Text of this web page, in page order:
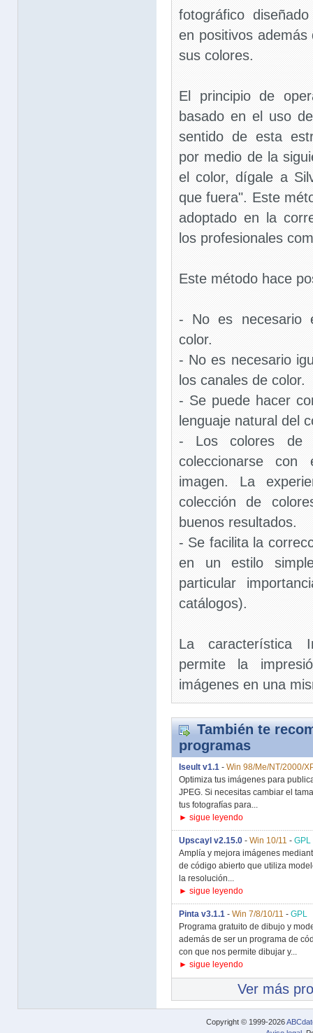
fotográfico
en positivos
sus colores.
El principio de
basado en el uso
sentido de esta
por medio de la
el color, dígale a
que fuera". Este
adoptado en la
los profesionales
Este método hace
- No es necesario
color.
- No es necesario
los canales de color.
- Se puede hacer
lenguaje natural del
- Los colores de
coleccionarse
imagen. La
colección de
buenos resultados.
- Se facilita la
en un estilo
particular
catálogos).
La característica
permite la
imágenes en una
También te
programas
Iseult v1.1 - Win 98/Me/NT/2000/
Optimiza tus imágenes para
JPEG. Si necesitas cambiar el
tus fotografías para...
► sigue leyendo
Upscayl v2.15.0 - Win 10/11 - GPL
Amplía y mejora imágenes
de código abierto que utiliza
la resolución...
► sigue leyendo
Pinta v3.1.1 - Win 7/8/10/11 - GPL
Programa gratuito de dibujo y
además de ser un programa de
con que nos permite dibujar y...
► sigue leyendo
Ver más
Copyright © 1999-2026